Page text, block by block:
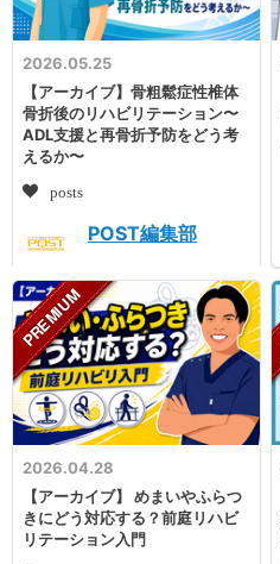
2026.05.25
【アーカイブ】骨粗鬆症性椎体
骨折後のリハビリテーション〜
ADL支援と再骨折予防をどう考
えるか〜
posts
POST編集部
2026.04.28
【アーカイブ】 めまいやふらつ
きにどう対応する？前庭リハビ
リテーション入門